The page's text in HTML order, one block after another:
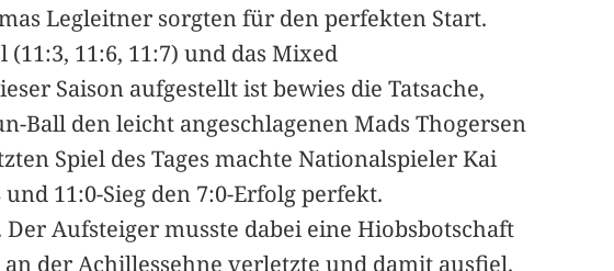
Legleitner sorgten für den perfekten Start.
11:6, 11:7) und das Mixed
Saison aufgestellt ist bewies die Tatsache,
Ball den leicht angeschlagenen Mads Thogersen
Spiel des Tages machte Nationalspieler Kai
11:0-Sieg den 7:0-Erfolg perfekt.
Aufsteiger musste dabei eine Hiobsbotschaft
der Achillessehne verletzte und damit ausfiel.